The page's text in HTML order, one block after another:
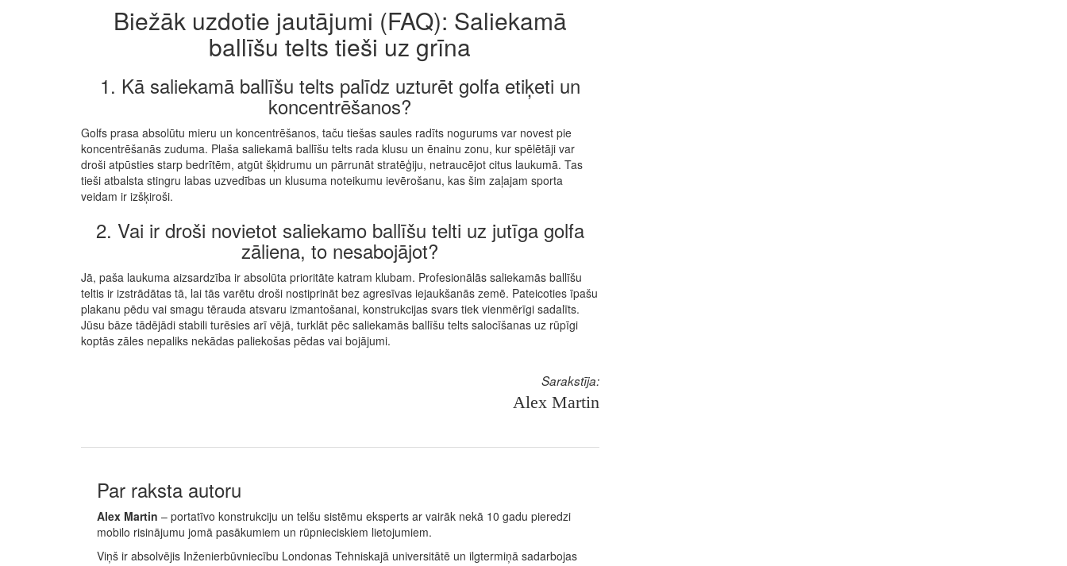
Biežāk uzdotie jautājumi (FAQ): Saliekamā
ballīšu telts tieši uz grīna
1. Kā saliekamā ballīšu telts palīdz uzturēt golfa etiķeti un
koncentrēšanos?
Golfs prasa absolūtu mieru un koncentrēšanos, taču tiešas saules radīts nogurums var novest pie
koncentrēšanās zuduma. Plaša saliekamā ballīšu telts rada klusu un ēnainu zonu, kur spēlētāji var
droši atpūsties starp bedrītēm, atgūt šķidrumu un pārrunāt stratēģiju, netraucējot citus laukumā. Tas
tieši atbalsta stingru labas uzvedības un klusuma noteikumu ievērošanu, kas šim zaļajam sporta
veidam ir izšķiroši.
2. Vai ir droši novietot saliekamo ballīšu telti uz jutīga golfa
zāliena, to nesabojājot?
Jā, paša laukuma aizsardzība ir absolūta prioritāte katram klubam. Profesionālās saliekamās ballīšu
teltis ir izstrādātas tā, lai tās varētu droši nostiprināt bez agresīvas iejaukšanās zemē. Pateicoties īpašu
plakanu pēdu vai smagu tērauda atsvaru izmantošanai, konstrukcijas svars tiek vienmērīgi sadalīts.
Jūsu bāze tādējādi stabili turēsies arī vējā, turklāt pēc saliekamās ballīšu telts salocīšanas uz rūpīgi
koptās zāles nepaliks nekādas paliekošas pēdas vai bojājumi.
Sarakstīja:
Alex Martin
Par raksta autoru
Alex Martin – portatīvo konstrukciju un telšu sistēmu eksperts ar vairāk nekā 10 gadu pieredzi
mobilo risinājumu jomā pasākumiem un rūpnieciskiem lietojumiem.
Viņš ir absolvējis Inženierbūvniecību Londonas Tehniskajā universitātē un ilgtermiņā sadarbojas